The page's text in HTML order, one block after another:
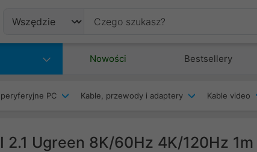
Nowości Bestsellery
PC Kable, przewody i adaptery Kable video
2.1 Ugreen 8K/60Hz 4K/120Hz